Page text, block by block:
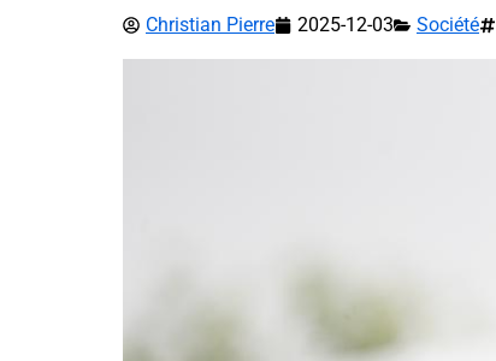
Christian Pierre 2025-12-03 Société